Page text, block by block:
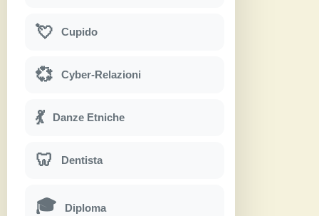
💘 Cupido
💞 Cyber-Relazioni
💃 Danze Etniche
🦷 Dentista
🎓 Diploma